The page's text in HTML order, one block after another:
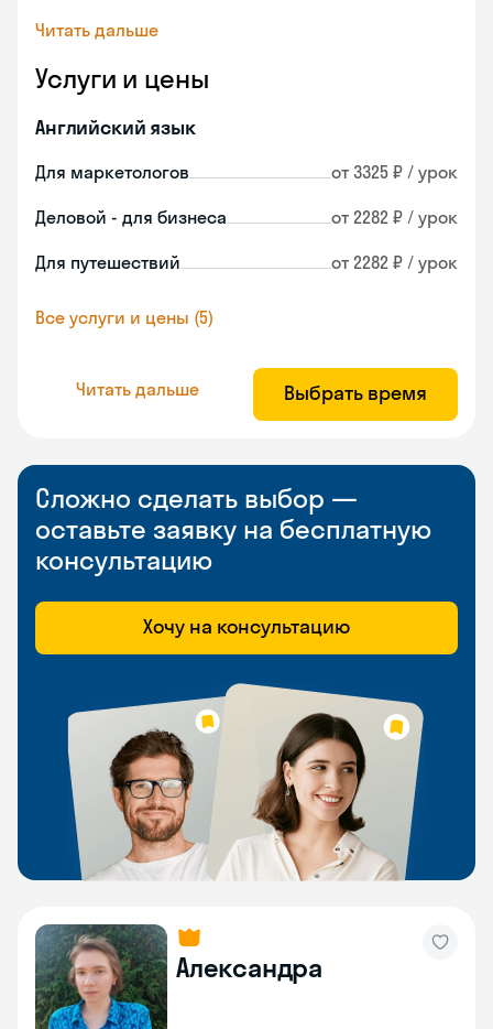
Читать дальше
Услуги и цены
Английский язык
Для маркетологов от 3325 ₽ / урок
Деловой - для бизнеса от 2282 ₽ / урок
Для путешествий от 2282 ₽ / урок
Все услуги и цены (5)
Читать дальше Выбрать время
Сложно сделать выбор —
оставьте заявку на бесплатную
консультацию
Хочу на консультацию
Александра